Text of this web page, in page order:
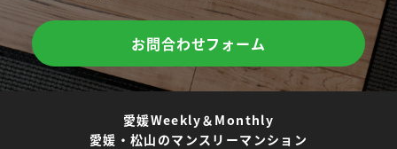
お問合わせフォーム
愛媛Weekly＆Monthly
愛媛・松山のマンスリーマンション